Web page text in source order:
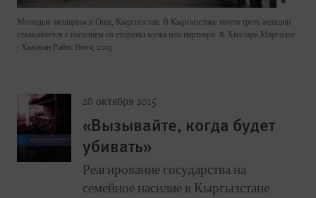
Молодые женщины в Оше, Кыргызстан. В Кыргызстане почти треть женщин
сталкивается с насилием со стороны мужа или партнера. © Хиллари Марголис
/ Хьюман Райтс Вотч, 2015
28 октября 2015
«Вызывайте, когда будет
убивать»
Реагирование государства на
семейное насилие в Кыргызстане